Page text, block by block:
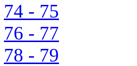
74 - 75
76 - 77
78 - 79